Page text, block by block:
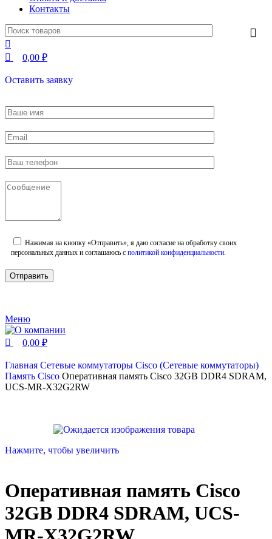
Контакты
0,00 ₽
Оставить заявку
Нажимая на кнопку «Отправить», я даю согласие на обработку своих
персональных данных и соглашаюсь с политикой конфиденциальности.
Меню
0,00 ₽
Главная Сетевые коммутаторы Cisco (Сетевые коммутаторы)
Память Cisco Оперативная память Cisco 32GB DDR4 SDRAM,
UCS-MR-X32G2RW
Нажмите, чтобы увеличить
Оперативная память Cisco
32GB DDR4 SDRAM, UCS-